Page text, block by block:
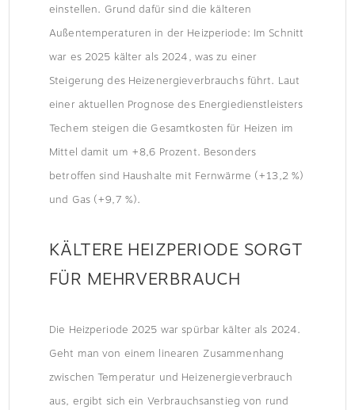
einstellen. Grund dafür sind die kälteren
Außentemperaturen in der Heizperiode: Im Schnitt
war es 2025 kälter als 2024, was zu einer
Steigerung des Heizenergieverbrauchs führt. Laut
einer aktuellen Prognose des Energiedienstleisters
Techem steigen die Gesamtkosten für Heizen im
Mittel damit um +8,6 Prozent. Besonders
betroffen sind Haushalte mit Fernwärme (+13,2 %)
und Gas (+9,7 %).
KÄLTERE HEIZPERIODE SORGT
FÜR MEHRVERBRAUCH
Die Heizperiode 2025 war spürbar kälter als 2024.
Geht man von einem linearen Zusammenhang
zwischen Temperatur und Heizenergieverbrauch
aus, ergibt sich ein Verbrauchsanstieg von rund